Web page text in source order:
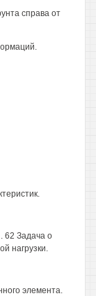
справа от
62 Задача о
нагрузки.
элемента.